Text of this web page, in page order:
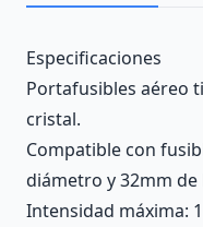
Description
Especificaciones
Portafusibles aéreo
cristal.
Compatible con
diámetro y 32mm
Intensidad máxima: